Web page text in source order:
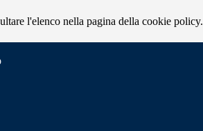
l'elenco nella pagina della cookie policy.